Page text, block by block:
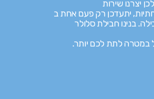
יתעדכן רק פעם אחת ב
בנינו חבילת סלולר
במטרה לתת לכם יותר.